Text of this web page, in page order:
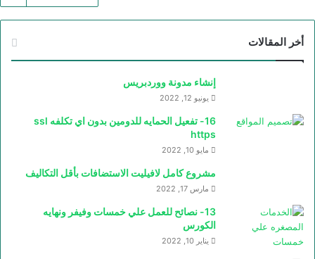
أخر المقالات
إنشاء مدونة ووردبريس
يونيو 12, 2022
16- تفعيل الحمايه للدومين بدون اي تكلفه ssl
https
مايو 10, 2022
مشروع كامل لافيليت الاستضافات بأقل التكاليف
مارس 17, 2022
13- نصائح للعمل علي خمسات وفيفر ونهايه
الكورس
يناير 10, 2022